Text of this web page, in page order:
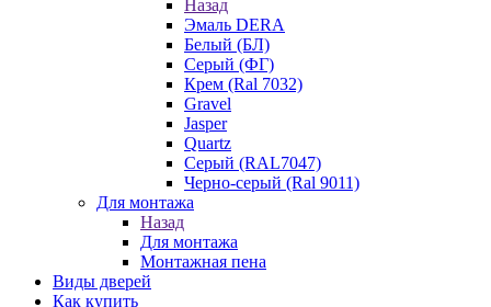
Назад
Эмаль DERA
Белый (БЛ)
Серый (ФГ)
Крем (Ral 7032)
Gravel
Jasper
Quartz
Серый (RAL7047)
Черно-серый (Ral 9011)
Для монтажа
Назад
Для монтажа
Монтажная пена
Виды дверей
Как купить